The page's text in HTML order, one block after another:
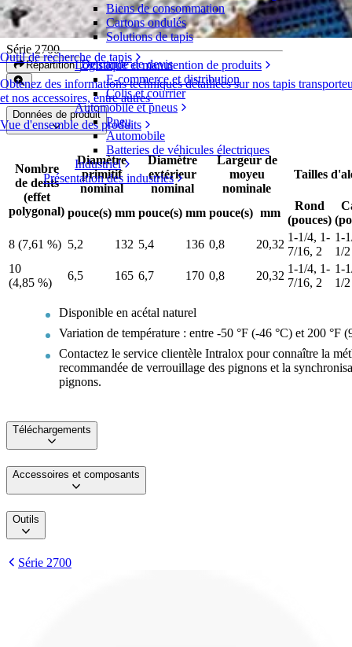
Outil de recherche de tapis
Obtenez des informations techniques détaillées sur nos tapis
et nos accessoires, entre autres
Vue d'ensemble des produits
Biens de consommation
Cartons ondulés
Solutions de tapis
Logistique et manutention de produits
E-commerce et distribution
Colis et courrier
Automobile et pneus
Pneu
Automobile
Batteries de véhicules électriques
Industriel
Présentation des industries
Pignons en acétal
Série 2700
Répartition Demande de devis
Données de produit
Nombre
de dents
(effet
polygonal)
Diamètre
primitif
nominal
Diamètre
extérieur
nominal
Largeur de
moyeu
nominale
Tailles
pouce(s) mm pouce(s) mm pouce(s) mm
Rond
(pouces)
8 (7,61 %) 5,2 132 5,4 136 0,8 20,32
1-1/4, 1-
7/16, 2
1-
1/2
10
(4,85 %)
6,5 165 6,7 170 0,8 20,32
1-1/4, 1-
7/16, 2
1-
1/2
Disponible en acétal naturel
Variation de température : entre -50 °F (-46 °C) et 200 °F
Contactez le service clientèle Intralox pour connaître la
recommandée de verrouillage des pignons et la
pignons.
Téléchargements
Accessoires et composants
Outils
Série 2700